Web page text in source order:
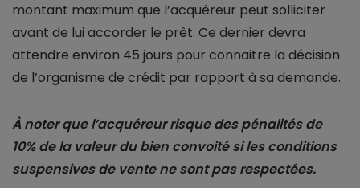
montant maximum que l’acquéreur peut solliciter
avant de lui accorder le prêt. Ce dernier devra
attendre environ 45 jours pour connaitre la décision
de l’organisme de crédit par rapport à sa demande.
À noter que l’acquéreur risque des pénalités de
10% de la valeur du bien convoité si les conditions
suspensives de vente ne sont pas respectées.